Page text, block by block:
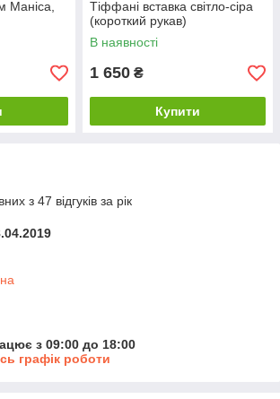
Маніса,
Тіффані вставка світло-сіра
(короткий рукав)
В наявності
1 650 ₴
Купити
з 47 відгуків за рік
з 09:00 до 18:00
графік роботи